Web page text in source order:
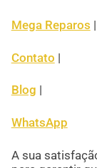
Mega Reparos |
Contato |
Blog |
WhatsApp
A sua